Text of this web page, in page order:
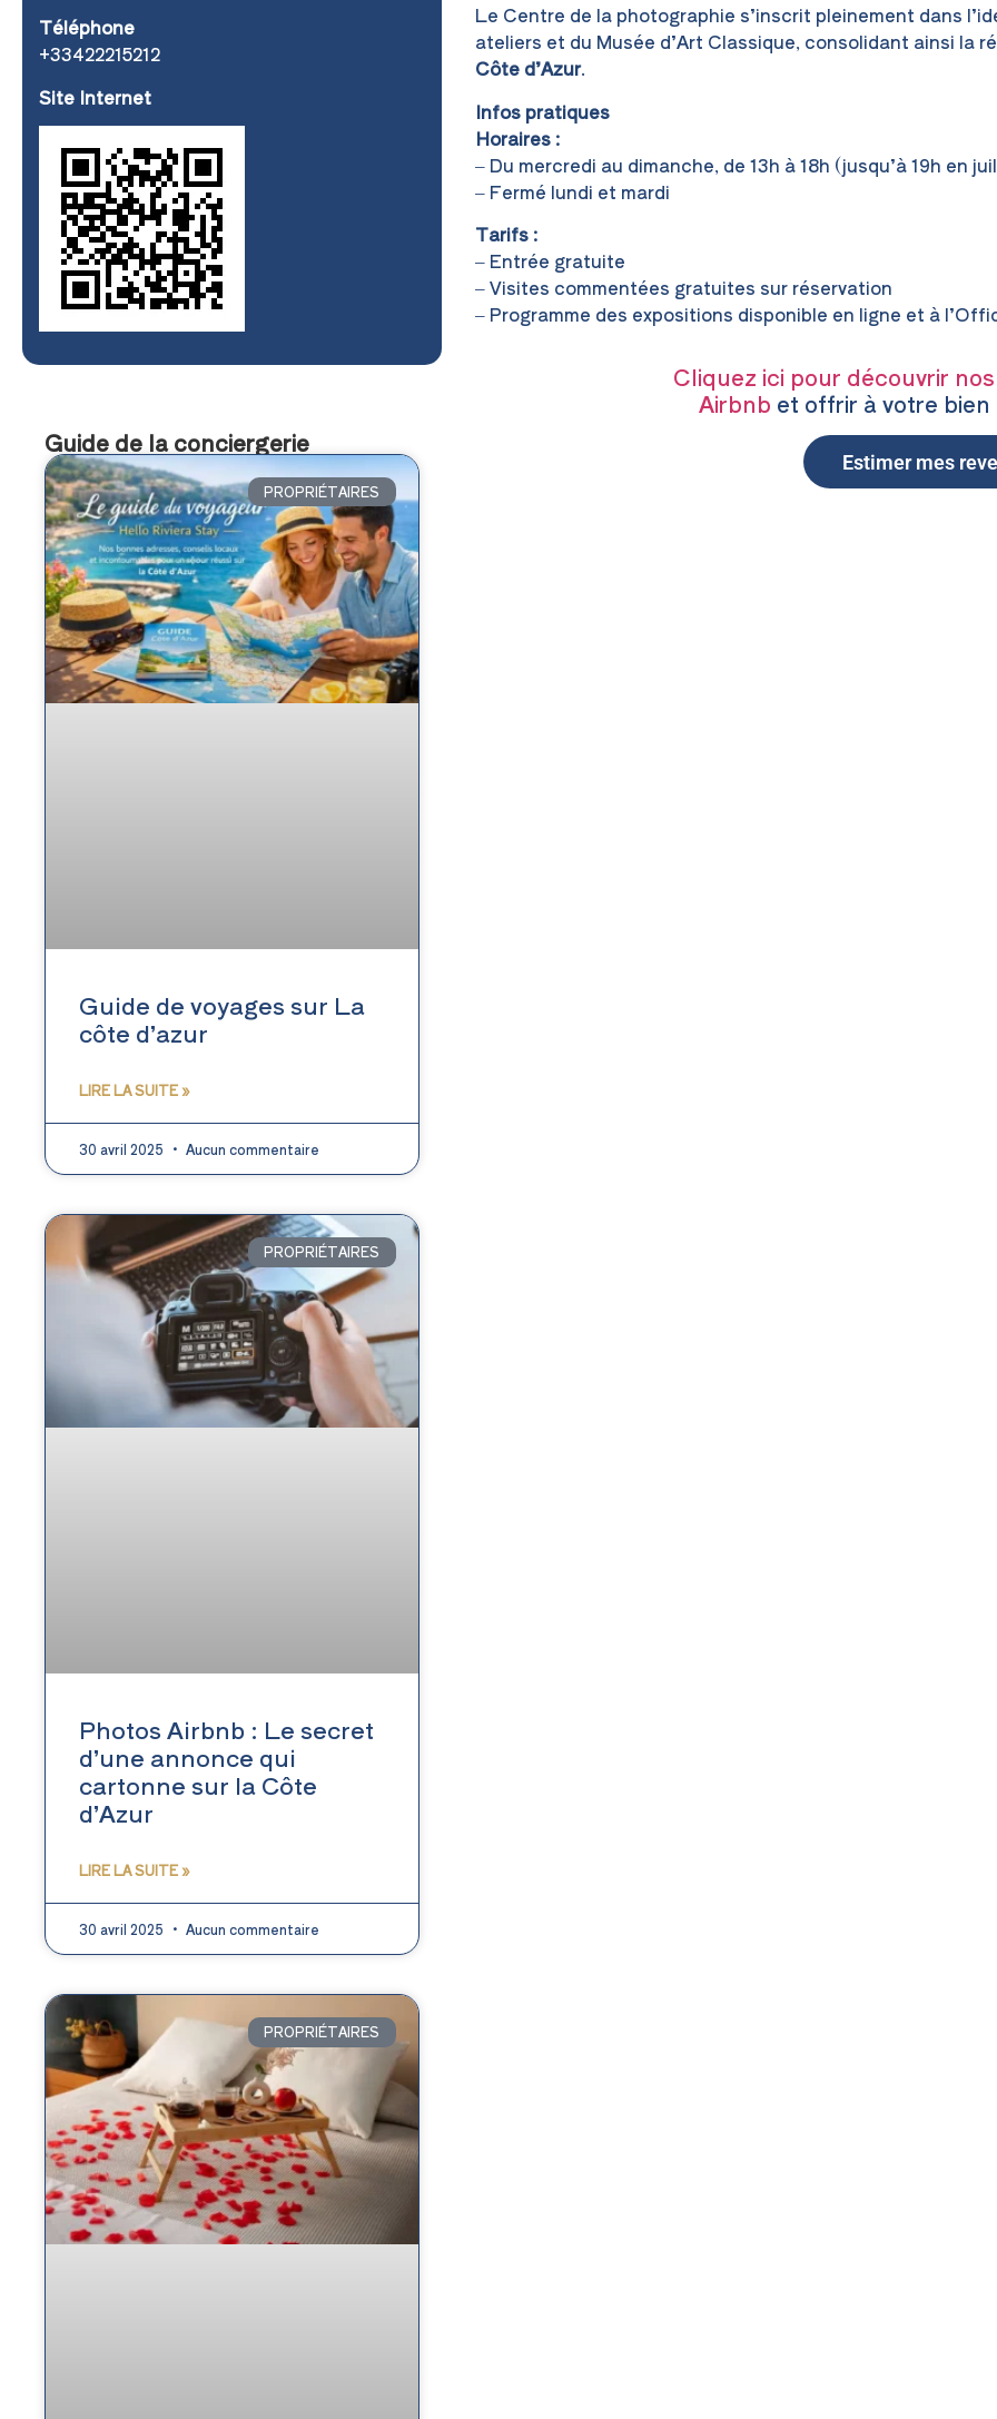
Téléphone
+33422215212
Site Internet
Guide de la conciergerie
PROPRIÉTAIRES
Guide de voyages sur La
côte d’azur
LIRE LA SUITE »
30 avril 2025 Aucun commentaire
PROPRIÉTAIRES
Photos Airbnb : Le secret
d’une annonce qui
cartonne sur la Côte
d’Azur
LIRE LA SUITE »
30 avril 2025 Aucun commentaire
PROPRIÉTAIRES
Le Centre de la photographie s’inscrit pleinement dans
ateliers et du Musée d’Art Classique, consolidant ainsi la
Côte d’Azur.
Infos pratiques
Horaires :
– Du mercredi au dimanche, de 13h à 18h (jusqu’à 19h en
– Fermé lundi et mardi
Tarifs :
– Entrée gratuite
– Visites commentées gratuites sur réservation
– Programme des expositions disponible en ligne et à
Cliquez ici pour découvrir
Airbnb et offrir à votre bien
Estimer mes